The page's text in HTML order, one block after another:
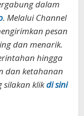
dalam
. Melalui Channel
pesan
dan menarik.
hingga
dan ketahanan
silakan klikdi sini